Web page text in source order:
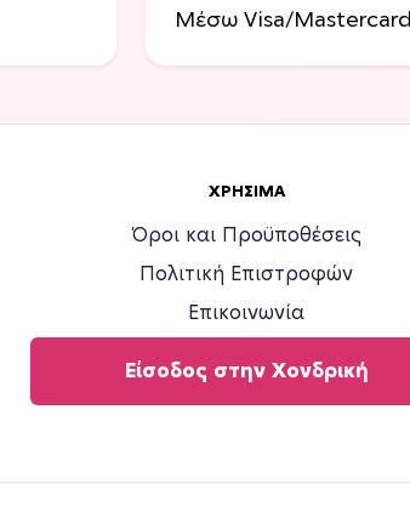
Μέσω Visa/Mastercard
ΧΡΉΣΙΜΑ
Όροι και Προϋποθέσεις
Πολιτική Επιστροφών
Επικοινωνία
Είσοδος στην Χονδρική